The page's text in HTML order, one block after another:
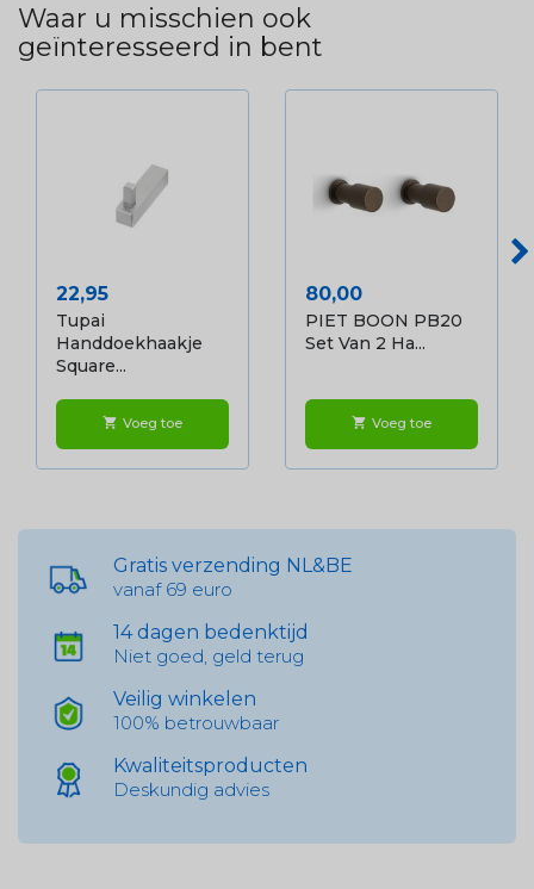
Waar u misschien ook
geïnteresseerd in bent
Prijs
22,95
Tupai
Handdoekhaakje
Square...
shopping_cart Voeg toe
Prijs
80,00
PIET BOON PB20
Set Van 2 Ha...
shopping_cart Voeg toe
Gratis verzending NL&BE
vanaf 69 euro
14 dagen bedenktijd
Niet goed, geld terug
Veilig winkelen
100% betrouwbaar
Kwaliteitsproducten
Deskundig advies